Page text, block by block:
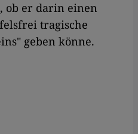
ob er darin einen
tragische
geben könne.